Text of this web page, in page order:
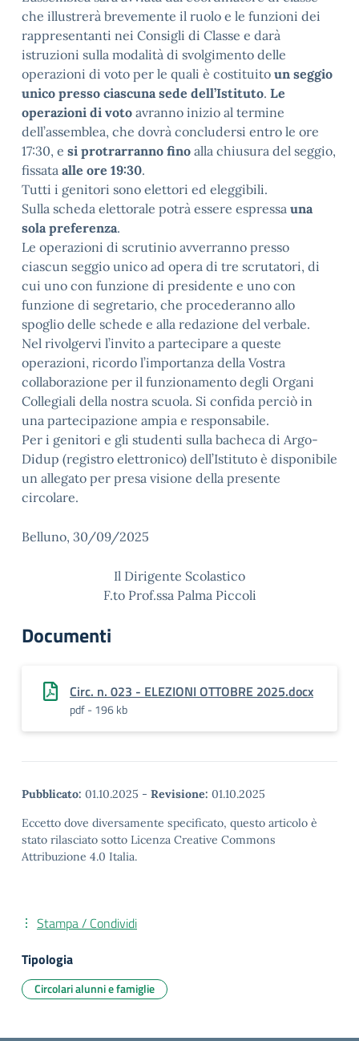
che illustrerà brevemente il ruolo e le funzioni dei
rappresentanti nei Consigli di Classe e darà
istruzioni sulla modalità di svolgimento delle
operazioni di voto per le quali è costituito un seggio
unico presso ciascuna sede dell’Istituto. Le
operazioni di voto avranno inizio al termine
dell’assemblea, che dovrà concludersi entro le ore
17:30, e si protrarranno fino alla chiusura del seggio,
fissata alle ore 19:30.
Tutti i genitori sono elettori ed eleggibili.
Sulla scheda elettorale potrà essere espressa una
sola preferenza.
Le operazioni di scrutinio avverranno presso
ciascun seggio unico ad opera di tre scrutatori, di
cui uno con funzione di presidente e uno con
funzione di segretario, che procederanno allo
spoglio delle schede e alla redazione del verbale.
Nel rivolgervi l’invito a partecipare a queste
operazioni, ricordo l’importanza della Vostra
collaborazione per il funzionamento degli Organi
Collegiali della nostra scuola. Si confida perciò in
una partecipazione ampia e responsabile.
Per i genitori e gli studenti sulla bacheca di Argo-
Didup (registro elettronico) dell’Istituto è disponibile
un allegato per presa visione della presente
circolare.
Belluno, 30/09/2025
Il Dirigente Scolastico
F.to Prof.ssa Palma Piccoli
Documenti
Circ. n. 023 - ELEZIONI OTTOBRE 2025.docx
pdf - 196 kb
Pubblicato: 01.10.2025 - Revisione: 01.10.2025
Eccetto dove diversamente specificato, questo articolo è
stato rilasciato sotto Licenza Creative Commons
Attribuzione 4.0 Italia.
Stampa / Condividi
Tipologia
Circolari alunni e famiglie